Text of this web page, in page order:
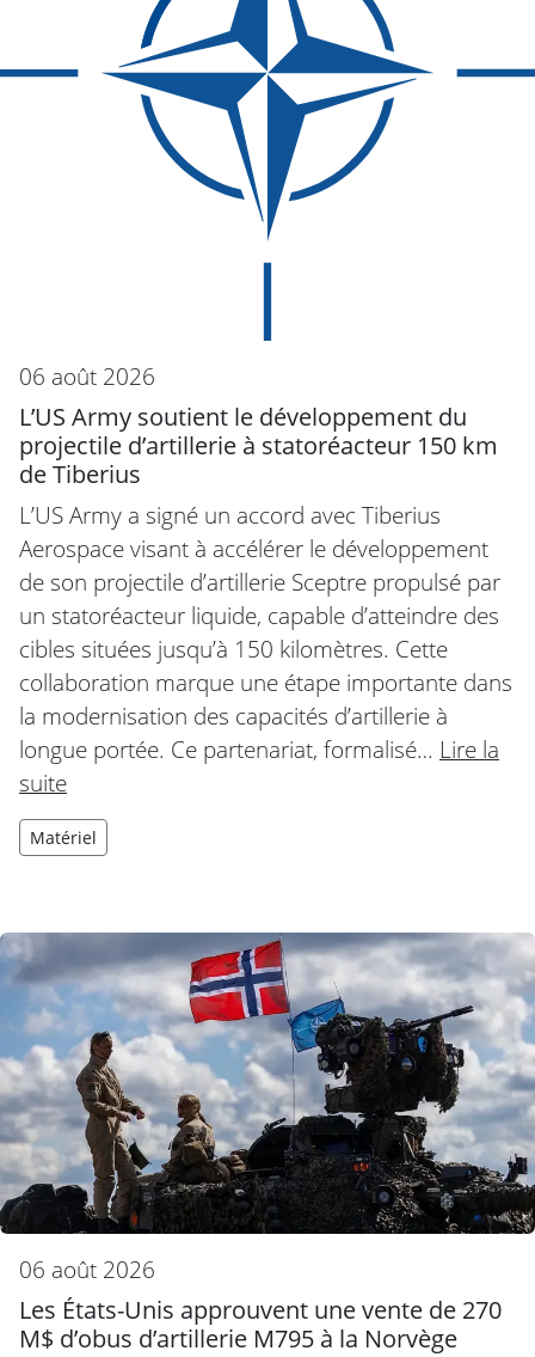
06 août 2026
L’US Army soutient le développement du
projectile d’artillerie à statoréacteur 150 km
de Tiberius
L’US Army a signé un accord avec Tiberius
Aerospace visant à accélérer le développement
de son projectile d’artillerie Sceptre propulsé par
un statoréacteur liquide, capable d’atteindre des
cibles situées jusqu’à 150 kilomètres. Cette
collaboration marque une étape importante dans
la modernisation des capacités d’artillerie à
longue portée. Ce partenariat, formalisé… Lire la
suite
Matériel
06 août 2026
Les États-Unis approuvent une vente de 270
M$ d’obus d’artillerie M795 à la Norvège